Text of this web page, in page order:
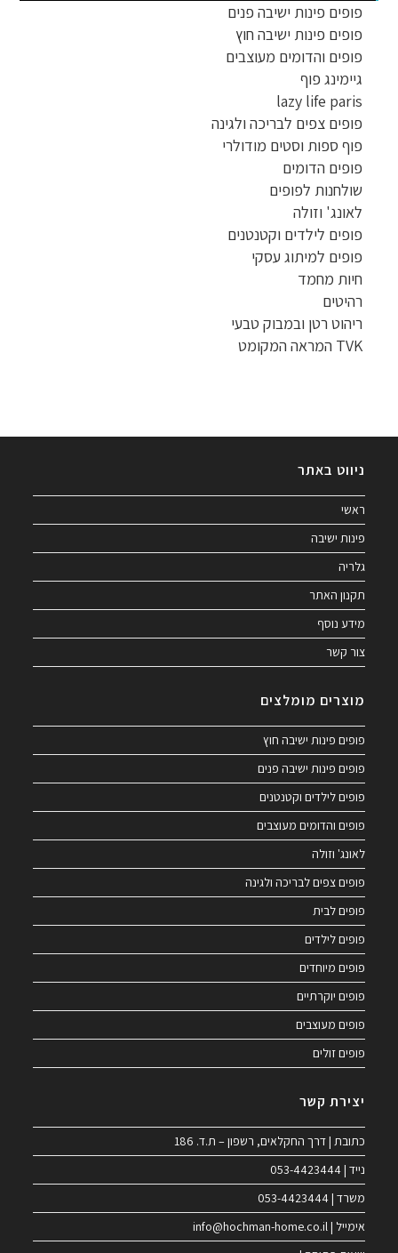
פופים פינות ישיבה פנים
פופים פינות ישיבה חוץ
פופים והדומים מעוצבים
גיימינג פוף
lazy life paris
פופים צפים לבריכה ולגינה
פוף ספות וסטים מודולרי
פופים הדומים
שולחנות לפופים
לאונג' וזולה
פופים לילדים וקטנטנים
פופים למיתוג עסקי
חיות מחמד
רהיטים
ריהוט רטן ובמבוק טבעי
TVK המראה המקומט
ניווט באתר
ראשי
פינות ישיבה
גלריה
תקנון האתר
מידע נוסף
צור קשר
מוצרים מומלצים
פופים פינות ישיבה חוץ
פופים פינות ישיבה פנים
פופים לילדים וקטנטנים
פופים והדומים מעוצבים
לאונג' וזולה
פופים צפים לבריכה ולגינה
פופים לבית
פופים לילדים
פופים מיוחדים
פופים יוקרתיים
פופים מעוצבים
פופים זולים
יצירת קשר
כתובת | דרך החקלאים, רשפון – ת.ד. 186
נייד | 053-4423444
משרד | 053-4423444
אימייל | info@hochman-home.co.il